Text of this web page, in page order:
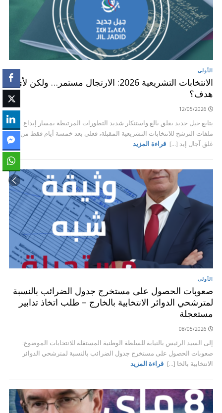
الأولى
الانتخابات التشريعية 2026: الارتجال مستمر… ولكن لأي
هدف؟
12/05/2026
يتابع جيل جديد بقلق بالغ واستنكار شديد التطورات المرتبطة بمسار إيداع
ملفات الترشح للانتخابات التشريعية المقبلة، فعلى بعد خمسة أيام فقط من
غلق آجال إيد [...] قراءة المزيد
الأولى
صعوبات الحصول على مستخرج جدول الضرائب بالنسبة
لمترشحي الدوائر الانتخابية بالخارج – طلب اتخاذ تدابير
مستعجلة
08/05/2026
إلى السيد الرئيس بالنيابة للسلطة الوطنية المستقلة للانتخابات الموضوع:
صعوبات الحصول على مستخرج جدول الضرائب بالنسبة لمترشحي الدوائر
الانتخابية بالخا [...] قراءة المزيد